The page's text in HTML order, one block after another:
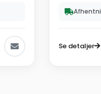
Se detaljer